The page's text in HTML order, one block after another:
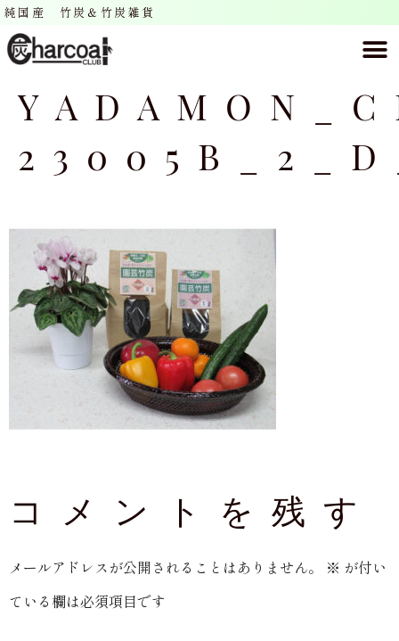
純国産 竹炭＆竹炭雑貨
コメントを残す
メールアドレスが公開されることはありません。 ※ が付い
ている欄は必須項目です